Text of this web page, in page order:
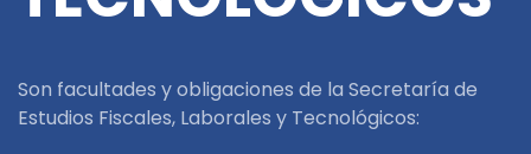
Son facultades y obligaciones de la Secretaría de
Estudios Fiscales, Laborales y Tecnológicos: